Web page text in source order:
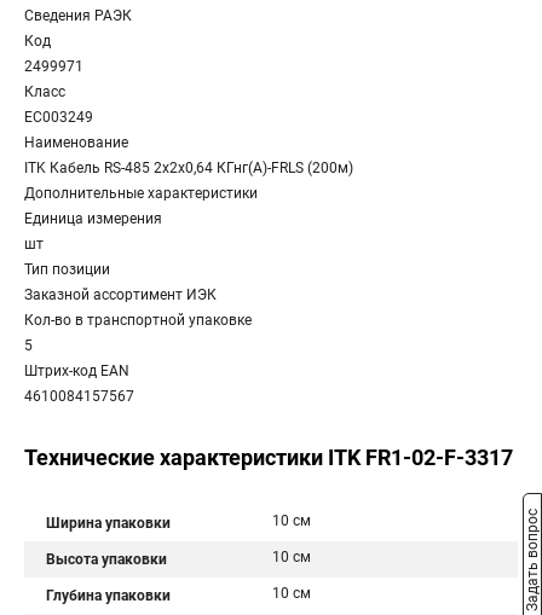
Сведения РАЭК
Код
2499971
Класс
EC003249
Наименование
ITK Кабель RS-485 2х2х0,64 КГнг(А)-FRLS (200м)
Дополнительные характеристики
Единица измерения
шт
Тип позиции
Заказной ассортимент ИЭК
Кол-во в транспортной упаковке
5
Штрих-код EAN
4610084157567
Технические характеристики ITK FR1-02-F-3317
Ширина упаковки 10 см
Высота упаковки 10 см
Глубина упаковки 10 см Задать вопрос